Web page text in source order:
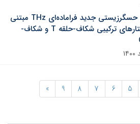
طراحی حسگرزیستی جدید فراماده‌ای THz مبتنی
بر ساختارهای ترکیبی شکاف-حلقه T و شکاف-
5
6
7
8
9
»